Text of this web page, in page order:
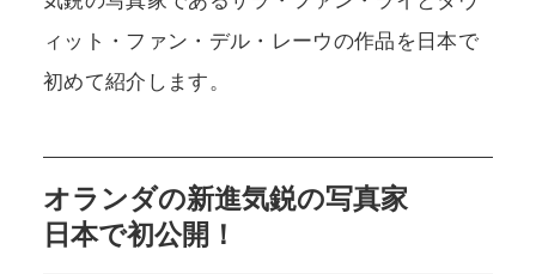
ィット・ファン・デル・レーウの作品を日本で
初めて紹介します。
オランダの新進気鋭の写真家
日本で初公開！